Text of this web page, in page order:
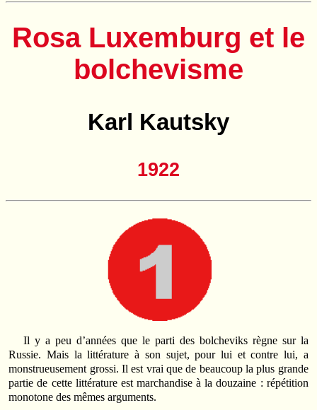
Rosa Luxemburg et le
bolchevisme
Karl Kautsky
1922
Il y a peu d’années que le parti des bolcheviks règne sur la
Russie. Mais la littérature à son sujet, pour lui et contre lui, a
monstrueusement grossi. Il est vrai que de beaucoup la plus grande
partie de cette littérature est marchandise à la douzaine : répétition
monotone des mêmes arguments.